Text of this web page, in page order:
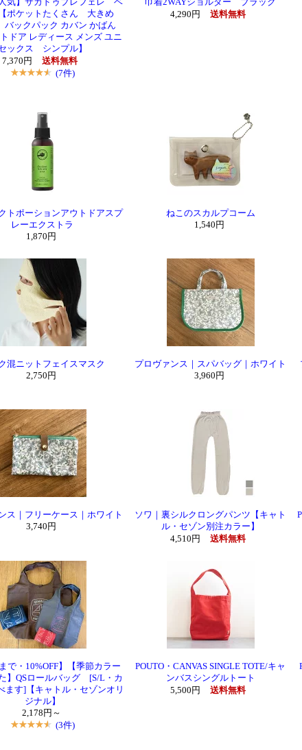
気】サカドゥプレフェレ ベ
ポケットたくさん 大きめ
ックパック カバン かばん
ドア レディース メンズ ユニ
ックス シンプル】
7,370円
送料無料
(7件)
巾着2WAYショルダー ブラック
4,290円
送料無料
トポーションアウトドアスプ
レーエクストラ
1,870円
ねこのスカルプコーム
1,540円
混ニットフェイスマスク
2,750円
プロヴァンス｜スパバッグ｜ホワイト
3,960円
ス｜フリーケース｜ホワイト
3,740円
ソワ｜裏シルクロングパンツ【キャト
ル・セゾン別注カラー】
4,510円
送料無料
で・10%OFF】【季節カラー
】QSロールバッグ [S/L・カ
ます]【キャトル・セゾンオリ
ジナル】
2,178円～
(3件)
POUTO・CANVAS SINGLE TOTE/キャ
ンバスシングルトート
5,500円
送料無料